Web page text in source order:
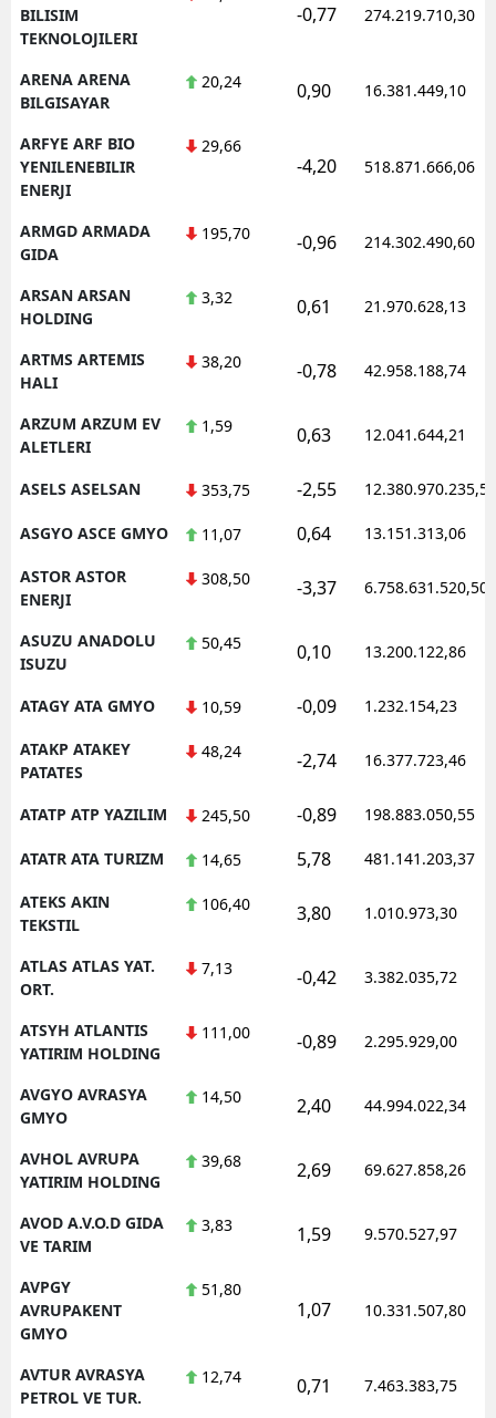
BILISIM
TEKNOLOJILERI
-0,77 274.219.710,30
ARENA ARENA
BILGISAYAR
20,24 0,90 16.381.449,10
ARFYE ARF BIO
YENILENEBILIR
ENERJI
29,66
-4,20 518.871.666,06
ARMGD ARMADA
GIDA
195,70 -0,96 214.302.490,60
ARSAN ARSAN
HOLDING
3,32 0,61 21.970.628,13
ARTMS ARTEMIS
HALI
38,20 -0,78 42.958.188,74
ARZUM ARZUM EV
ALETLERI
1,59 0,63 12.041.644,21
ASELS ASELSAN 353,75 -2,55 12.380.970.235,50
ASGYO ASCE GMYO 11,07 0,64 13.151.313,06
ASTOR ASTOR
ENERJI
308,50 -3,37 6.758.631.520,50
ASUZU ANADOLU
ISUZU
50,45 0,10 13.200.122,86
ATAGY ATA GMYO 10,59 -0,09 1.232.154,23
ATAKP ATAKEY
PATATES
48,24 -2,74 16.377.723,46
ATATP ATP YAZILIM 245,50 -0,89 198.883.050,55
ATATR ATA TURIZM 14,65 5,78 481.141.203,37
ATEKS AKIN
TEKSTIL
106,40 3,80 1.010.973,30
ATLAS ATLAS YAT.
ORT.
7,13 -0,42 3.382.035,72
ATSYH ATLANTIS
YATIRIM HOLDING
111,00 -0,89 2.295.929,00
AVGYO AVRASYA
GMYO
14,50 2,40 44.994.022,34
AVHOL AVRUPA
YATIRIM HOLDING
39,68 2,69 69.627.858,26
AVOD A.V.O.D GIDA
VE TARIM
3,83 1,59 9.570.527,97
AVPGY
AVRUPAKENT
GMYO
51,80
1,07 10.331.507,80
AVTUR AVRASYA
PETROL VE TUR.
12,74 0,71 7.463.383,75